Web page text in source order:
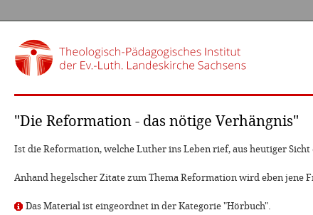
"Die Reformation - das nötige Verhängnis"
Ist die Reformation, welche Luther ins Leben rief, aus heutiger
Anhand hegelscher Zitate zum Thema Reformation wird eben jene
Das Material ist eingeordnet in der Kategorie "Hörbuch".